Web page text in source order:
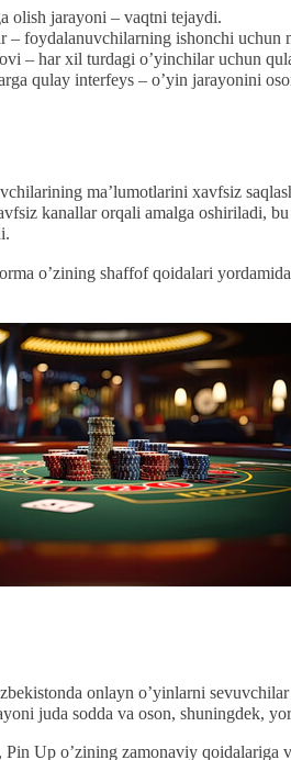
olish jarayoni – vaqtni tejaydi.
– foydalanuvchilarning ishonchi uchun
– har xil turdagi o’yinchilar uchun
qulay interfeys – o’yin jarayonini
ma’lumotlarini xavfsiz
kanallar orqali amalga oshiriladi,
o’zining shaffof qoidalari
onlayn o’yinlarni
juda sodda va oson, shuningdek,
Up o’zining zamonaviy qoidalariga